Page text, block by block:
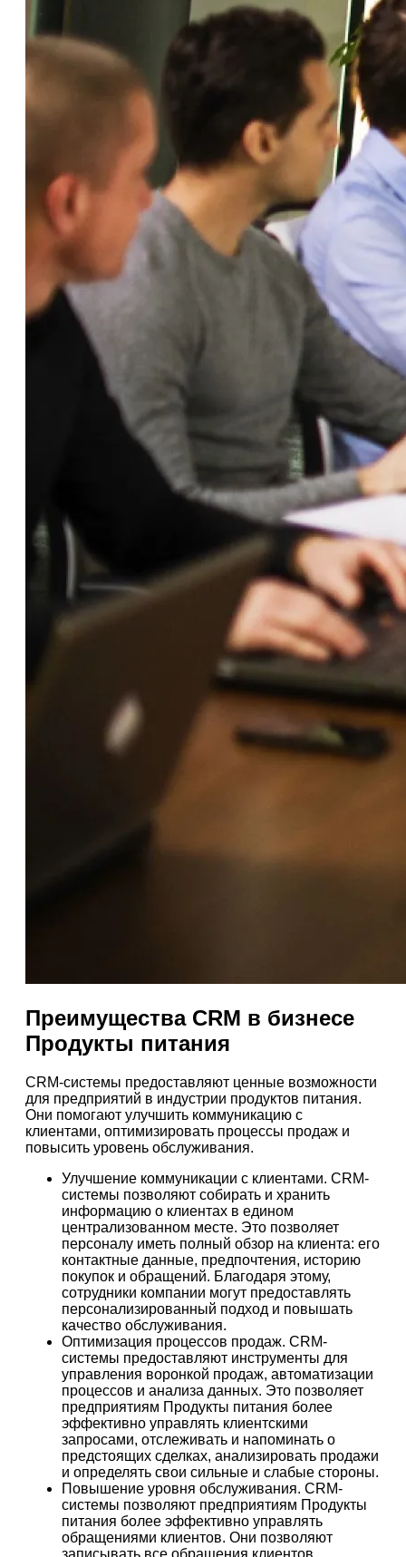
Преимущества CRM в бизнесе
Продукты питания
CRM-системы предоставляют ценные возможности
для предприятий в индустрии продуктов питания.
Они помогают улучшить коммуникацию с
клиентами, оптимизировать процессы продаж и
повысить уровень обслуживания.
Улучшение коммуникации с клиентами. CRM-
системы позволяют собирать и хранить
информацию о клиентах в едином
централизованном месте. Это позволяет
персоналу иметь полный обзор на клиента: его
контактные данные, предпочтения, историю
покупок и обращений. Благодаря этому,
сотрудники компании могут предоставлять
персонализированный подход и повышать
качество обслуживания.
Оптимизация процессов продаж. CRM-
системы предоставляют инструменты для
управления воронкой продаж, автоматизации
процессов и анализа данных. Это позволяет
предприятиям Продукты питания более
эффективно управлять клиентскими
запросами, отслеживать и напоминать о
предстоящих сделках, анализировать продажи
и определять свои сильные и слабые стороны.
Повышение уровня обслуживания. CRM-
системы позволяют предприятиям Продукты
питания более эффективно управлять
обращениями клиентов. Они позволяют
записывать все обращения клиентов,